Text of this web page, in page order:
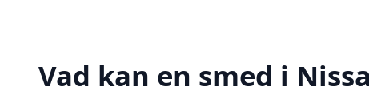
Vad kan en smed i